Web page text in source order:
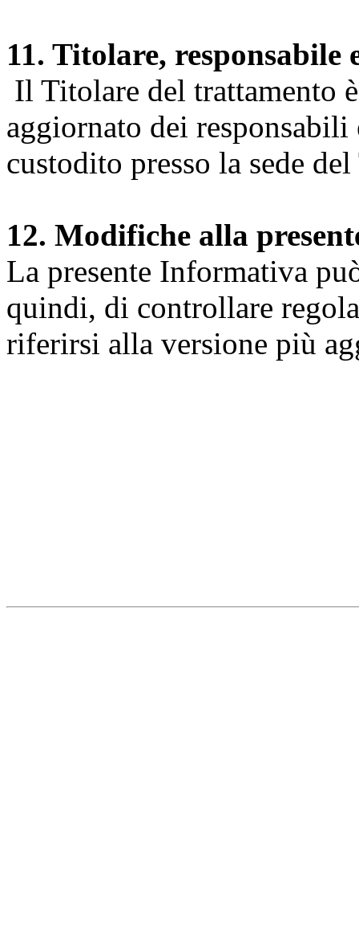
11. Titolare, responsabile
Il Titolare del trattamento
aggiornato dei
custodito presso la sede
12. Modifiche alla
La presente Informativa
quindi, di controllare
riferirsi alla versione più